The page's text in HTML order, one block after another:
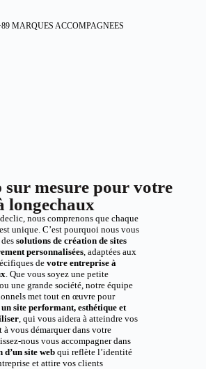
MARQUES ACCOMPAGNEES
sur mesure pour votre
longechaux
nous comprenons que chaque
unique. C’est pourquoi nous vous
solutions de création de sites
personnalisées, adaptées aux
devotre entreprise à
. Que vous soyez une petite
une grande société, notre équipe
met tout en œuvre pour
site performant, esthétique et
, qui vous aidera à atteindre vos
à vous démarquer dans votre
nous vous accompagner dans
site webqui reflète l’identité
et attire vos clients